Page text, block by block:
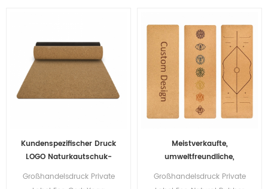
Kundenspezifischer Druck
LOGO Naturkautschuk-
Großhandelsdruck Private
Meistverkaufte,
umweltfreundliche,
Großhandelsdruck Private